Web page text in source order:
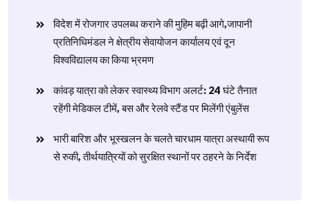
विदेश में रोजगार उपलब्ध कराने की मुहिम बढ़ी आगे,जापानी
प्रतिनिधिमंडल ने क्षेत्रीय सेवायोजन कार्यालय एवं दून
विश्वविद्यालय का किया भ्रमण
​कांवड़ यात्रा को लेकर स्वास्थ्य विभाग अलर्ट: 24 घंटे तैनात
रहेंगी मेडिकल टीमें, बस और रेलवे स्टैंड पर मिलेंगी एंबुलेंस
​भारी बारिश और भूस्खलन के चलते चारधाम यात्रा अस्थायी रूप
से रुकी, तीर्थयात्रियों को सुरक्षित स्थानों पर ठहरने के निर्देश